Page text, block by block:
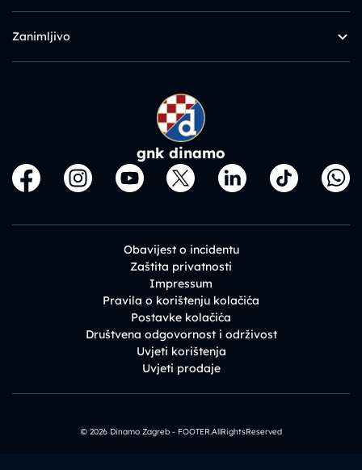
Zanimljivo
gnk dinamo
Obavijest o incidentu
Zaštita privatnosti
Impressum
Pravila o korištenju kolačića
Postavke kolačića
Društvena odgovornost i održivost
Uvjeti korištenja
Uvjeti prodaje
© 2026 Dinamo Zagreb - FOOTER.AllRightsReserved